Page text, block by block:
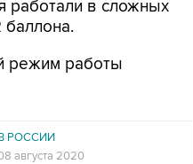
работали в сложных
баллона.
режим работы
РОССИИ
августа 2020